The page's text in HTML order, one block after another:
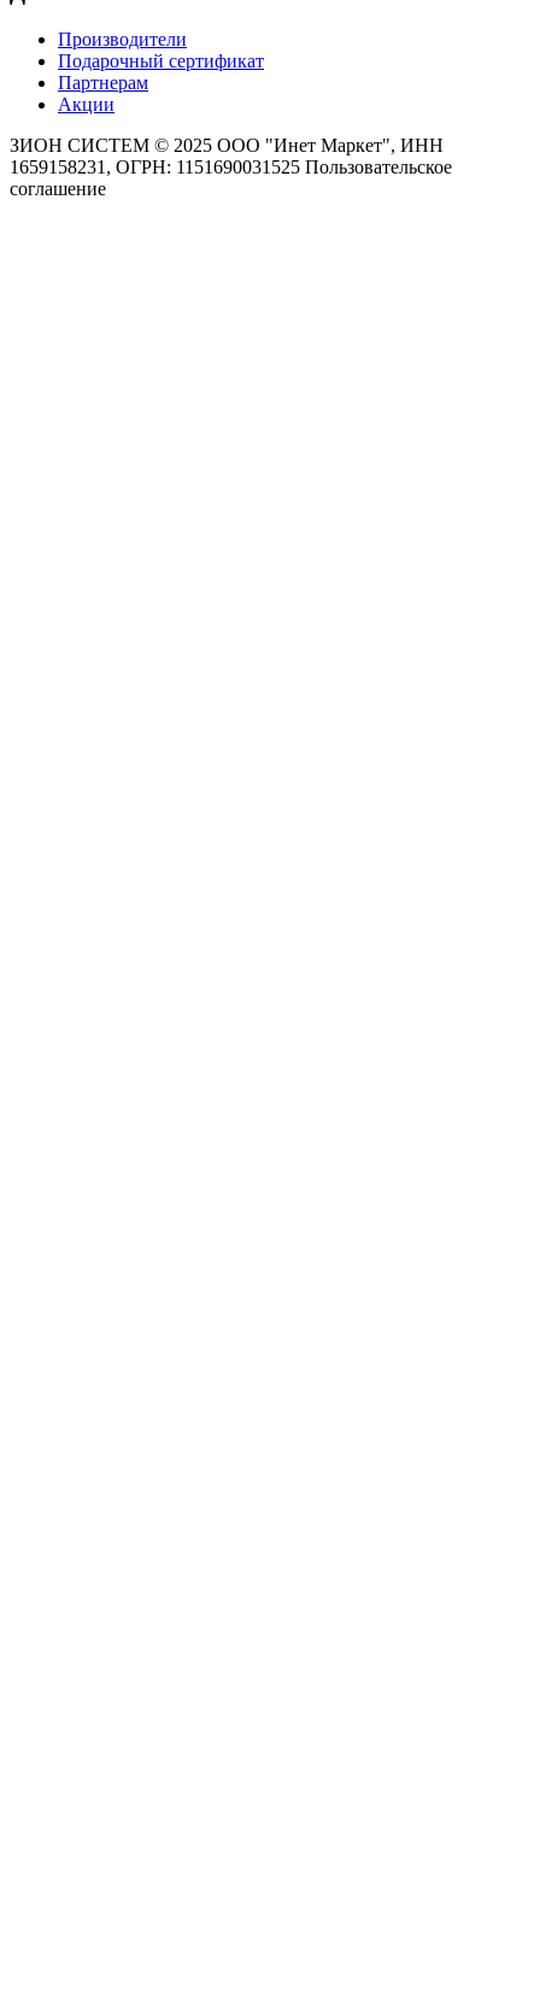
Производители
Подарочный сертификат
Партнерам
Акции
ЗИОН СИСТЕМ © 2025 ООО "Инет Маркет", ИНН
1659158231, ОГРН: 1151690031525 Пользовательское
соглашение